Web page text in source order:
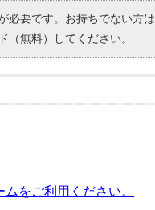
必要です。お持ちでない方は
（無料）してください。
をご利用ください。